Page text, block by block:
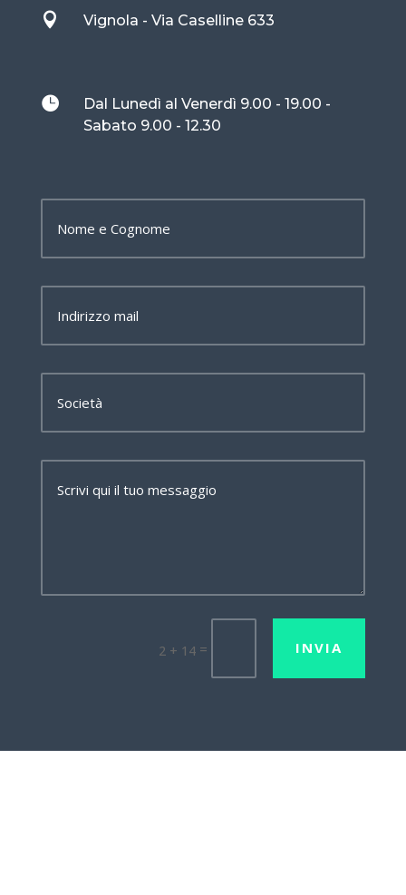
 Vignola - Via Caselline 633

Dal Lunedì al Venerdì 9.00 - 19.00 -
Sabato 9.00 - 12.30
2 + 14 = INVIA